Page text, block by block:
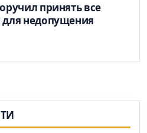
принять все
недопущения